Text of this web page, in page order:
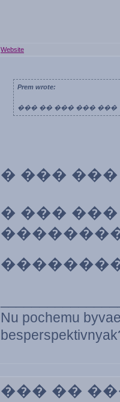
Website
Prem wrote:
��� �� ��� ��� ���
� ���
� ���
Nu pochemu
��� ��